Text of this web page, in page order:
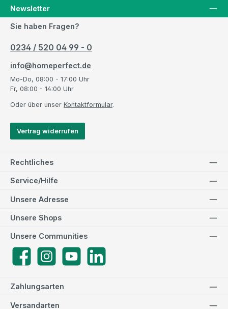
Newsletter
Sie haben Fragen?
0234 / 520 04 99 - 0
info@homeperfect.de
Mo-Do, 08:00 - 17:00 Uhr
Fr, 08:00 - 14:00 Uhr
Oder über unser Kontaktformular.
Vertrag widerrufen
Rechtliches
Service/Hilfe
Zahlungsarten
Versandarten
Unsere Adresse
Unsere Communities
FacebookInstagramYouTube
Unsere Shops